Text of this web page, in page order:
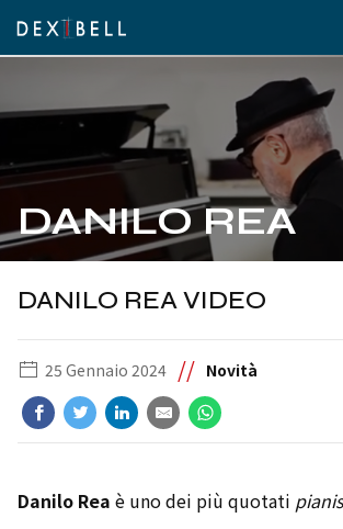
DANILO REA
DANILO REA VIDEO
25 Gennaio 2024 // Novità
Danilo Rea è uno dei più quotati